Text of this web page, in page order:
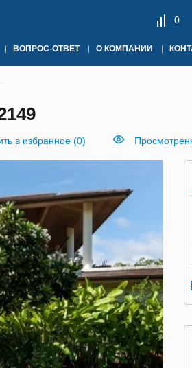
0
ВОПРОС-ОТВЕТ О КОМПАНИИ
в избранное (0)